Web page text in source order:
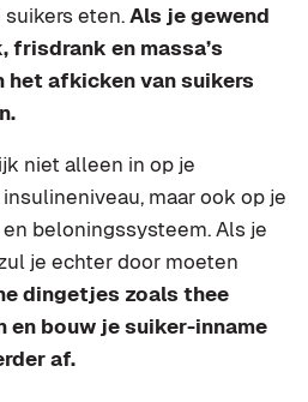
eten.Als je gewend
frisdrank en massa’s
het afkicken van suikers
niet alleen in op je
maar ook op je
beloningssysteem. Als je
je echter door moeten
dingetjes zoals thee
en bouw je suiker-inname
af.